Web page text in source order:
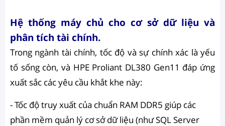
Hệ thống máy chủ cho cơ sở dữ liệu và
phân tích tài chính.
Trong ngành tài chính, tốc độ và sự chính xác là yếu
tố sống còn, và HPE Proliant DL380 Gen11 đáp ứng
xuất sắc các yêu cầu khắt khe này:
- Tốc độ truy xuất của chuẩn RAM DDR5 giúp các
phần mềm quản lý cơ sở dữ liệu (như SQL Server